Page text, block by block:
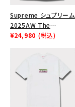
Supreme シュプリーム
2025AW The
Exorcist Mother L/S
ザー ロングスリーブT
¥24,980 (税込)